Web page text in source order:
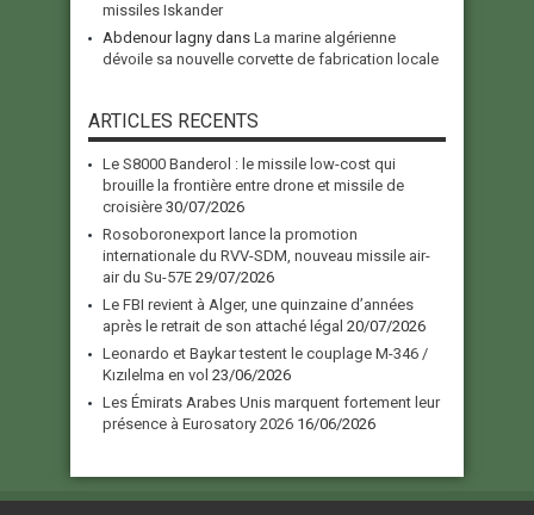
missiles Iskander
Abdenour lagny dans La marine algérienne
dévoile sa nouvelle corvette de fabrication locale
ARTICLES RECENTS
Le S8000 Banderol : le missile low-cost qui
brouille la frontière entre drone et missile de
croisière 30/07/2026
Rosoboronexport lance la promotion
internationale du RVV-SDM, nouveau missile air-
air du Su-57E 29/07/2026
Le FBI revient à Alger, une quinzaine d’années
après le retrait de son attaché légal 20/07/2026
Leonardo et Baykar testent le couplage M-346 /
Kızılelma en vol 23/06/2026
Les Émirats Arabes Unis marquent fortement leur
présence à Eurosatory 2026 16/06/2026